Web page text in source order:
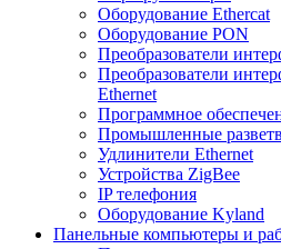
Оборудование Ethercat
Оборудование PON
Преобразователи
Преобразователи
Ethernet
Программное
Промышленные
Удлинители Ethernet
Устройства ZigBee
IP телефония
Оборудование Kyland
Панельные компьютеры и